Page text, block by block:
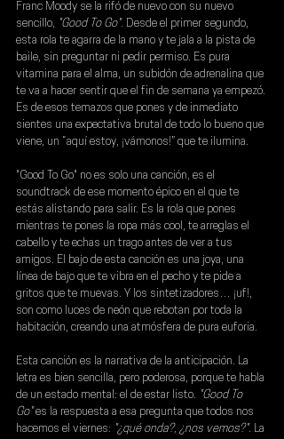
Franc Moody se la rifó de nuevo con su nuevo
sencillo, "Good To Go". Desde el primer segundo,
esta rola te agarra de la mano y te jala a la pista de
baile, sin preguntar ni pedir permiso. Es pura
vitamina para el alma, un subidón de adrenalina que
te va a hacer sentir que el fin de semana ya empezó.
Es de esos temazos que pones y de inmediato
sientes una expectativa brutal de todo lo bueno que
viene, un “aquí estoy, ¡vámonos!” que te ilumina.
"Good To Go" no es solo una canción, es el
soundtrack de ese momento épico en el que te
estás alistando para salir. Es la rola que pones
mientras te pones la ropa más cool, te arreglas el
cabello y te echas un trago antes de ver a tus
amigos. El bajo de esta canción es una joya, una
línea de bajo que te vibra en el pecho y te pide a
gritos que te muevas. Y los sintetizadores… ¡uf!,
son como luces de neón que rebotan por toda la
habitación, creando una atmósfera de pura euforia.
Esta canción es la narrativa de la anticipación. La
letra es bien sencilla, pero poderosa, porque te habla
de un estado mental: el de estar listo. "Good To
Go" es la respuesta a esa pregunta que todos nos
hacemos el viernes: "¿qué onda?, ¿nos vemos?". La